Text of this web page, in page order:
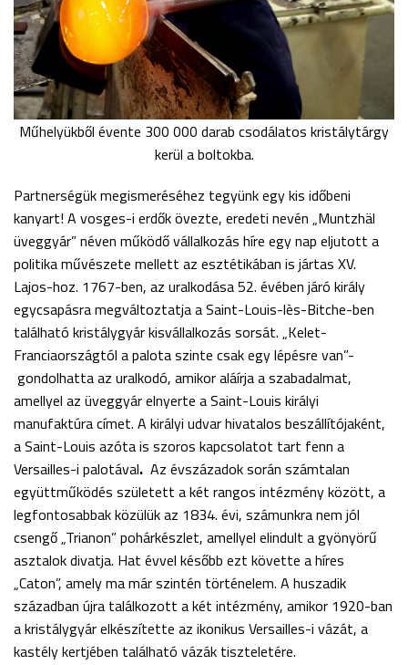
Műhelyükből évente 300 000 darab csodálatos kristálytárgy
kerül a boltokba.
Partnerségük megismeréséhez tegyünk egy kis időbeni
kanyart! A vosges-i erdők övezte, eredeti nevén „Muntzhäl
üveggyár” néven működő vállalkozás híre egy nap eljutott a
politika művészete mellett az esztétikában is jártas XV.
Lajos-hoz. 1767-ben, az uralkodása 52. évében járó király
egycsapásra megváltoztatja a Saint-Louis-lès-Bitche-ben
található kristálygyár kisvállalkozás sorsát. „Kelet-
Franciaországtól a palota szinte csak egy lépésre van”-
gondolhatta az uralkodó, amikor aláírja a szabadalmat,
amellyel az üveggyár elnyerte a Saint-Louis királyi
manufaktúra címet. A királyi udvar hivatalos beszállítójaként,
a Saint-Louis azóta is szoros kapcsolatot tart fenn a
Versailles-i palotával. Az évszázadok során számtalan
együttműködés született a két rangos intézmény között, a
legfontosabbak közülük az 1834. évi, számunkra nem jól
csengő „Trianon” pohárkészlet, amellyel elindult a gyönyörű
asztalok divatja. Hat évvel később ezt követte a híres
„Caton”, amely ma már szintén történelem. A huszadik
században újra találkozott a két intézmény, amikor 1920-ban
a kristálygyár elkészítette az ikonikus Versailles-i vázát, a
kastély kertjében található vázák tiszteletére.